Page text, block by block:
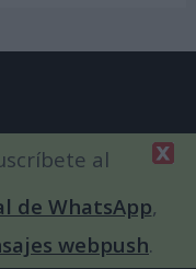
al
de WhatsApp,
webpush.